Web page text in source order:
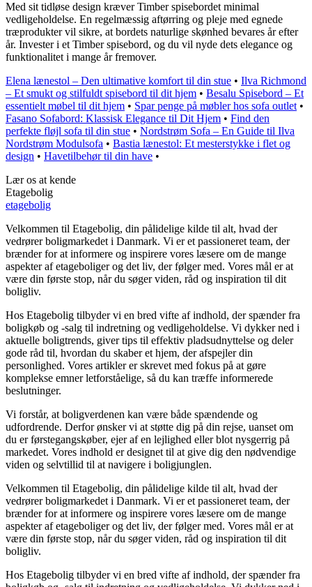
Med sit tidløse design kræver Timber spisebordet minimal
vedligeholdelse. En regelmæssig aftørring og pleje med egnede
træprodukter vil sikre, at bordets naturlige skønhed bevares år efter
år. Invester i et Timber spisebord, og du vil nyde dets elegance og
funktionalitet i mange år fremover.
Elena lænestol – Den ultimative komfort til din stue • Ilva Richmond
– Et smukt og stilfuldt spisebord til dit hjem • Besalu Spisebord – Et
essentielt møbel til dit hjem • Spar penge på møbler hos sofa outlet •
Fasano Sofabord: Klassisk Elegance til Dit Hjem • Find den
perfekte fløjl sofa til din stue • Nordstrøm Sofa – En Guide til Ilva
Nordstrøm Modulsofa • Bastia lænestol: Et mesterstykke i flet og
design • Havetilbehør til din have •
Lær os at kende
Etagebolig
etagebolig
Velkommen til Etagebolig, din pålidelige kilde til alt, hvad der
vedrører boligmarkedet i Danmark. Vi er et passioneret team, der
brænder for at informere og inspirere vores læsere om de mange
aspekter af etageboliger og det liv, der følger med. Vores mål er at
være din første stop, når du søger viden, råd og inspiration til dit
boligliv.
Hos Etagebolig tilbyder vi en bred vifte af indhold, der spænder fra
boligkøb og -salg til indretning og vedligeholdelse. Vi dykker ned i
aktuelle boligtrends, giver tips til effektiv pladsudnyttelse og deler
gode råd til, hvordan du skaber et hjem, der afspejler din
personlighed. Vores artikler er skrevet med fokus på at gøre
komplekse emner letforståelige, så du kan træffe informerede
beslutninger.
Vi forstår, at boligverdenen kan være både spændende og
udfordrende. Derfor ønsker vi at støtte dig på din rejse, uanset om
du er førstegangskøber, ejer af en lejlighed eller blot nysgerrig på
markedet. Vores indhold er designet til at give dig den nødvendige
viden og selvtillid til at navigere i boligjunglen.
Velkommen til Etagebolig, din pålidelige kilde til alt, hvad der
vedrører boligmarkedet i Danmark. Vi er et passioneret team, der
brænder for at informere og inspirere vores læsere om de mange
aspekter af etageboliger og det liv, der følger med. Vores mål er at
være din første stop, når du søger viden, råd og inspiration til dit
boligliv.
Hos Etagebolig tilbyder vi en bred vifte af indhold, der spænder fra